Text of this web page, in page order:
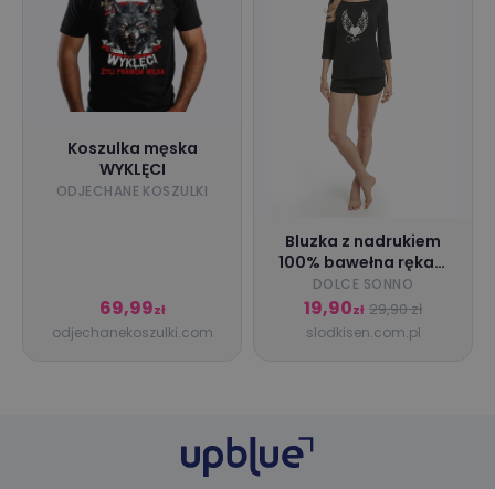
Koszulka męska
WYKLĘCI
ODJECHANE KOSZULKI
69,99zł
odjechanekoszulki.com
Bluzka z nadrukiem
100% bawełna rękaw
3/4 SKY czarna - Dolce
Sonno
DOLCE SONNO
19,90zł 29,90 zł
slodkisen.com.pl